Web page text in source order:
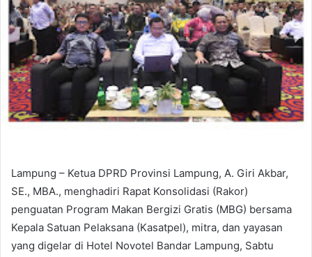
Lampung – Ketua DPRD Provinsi Lampung, A. Giri Akbar,
SE., MBA., menghadiri Rapat Konsolidasi (Rakor)
penguatan Program Makan Bergizi Gratis (MBG) bersama
Kepala Satuan Pelaksana (Kasatpel), mitra, dan yayasan
yang digelar di Hotel Novotel Bandar Lampung, Sabtu